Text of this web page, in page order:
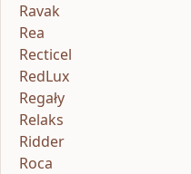
Ravak
Rea
Recticel
RedLux
Regały
Relaks
Ridder
Roca